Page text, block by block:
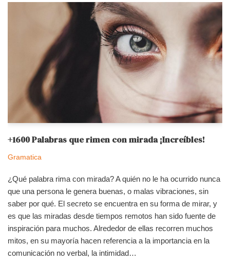
+1600 Palabras que rimen con mirada ¡Increíbles!
Gramatica
¿Qué palabra rima con mirada? A quién no le ha ocurrido nunca
que una persona le genera buenas, o malas vibraciones, sin
saber por qué. El secreto se encuentra en su forma de mirar, y
es que las miradas desde tiempos remotos han sido fuente de
inspiración para muchos. Alrededor de ellas recorren muchos
mitos, en su mayoría hacen referencia a la importancia en la
comunicación no verbal, la intimidad…